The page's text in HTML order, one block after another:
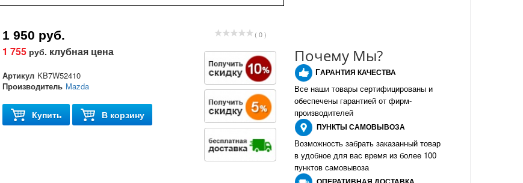
( 0 )
1 950 руб.
1 755 руб. клубная цена
Артикул KB7W52410
Производитель Mazda
Купить В корзину
Почему Мы?
ГАРАНТИЯ КАЧЕСТВА
Все наши товары сертифицированы и
обеспечены гарантией от фирм-
производителей
ПУНКТЫ САМОВЫВОЗА
Возможность забрать заказанный товар
в удобное для вас время из более 100
пунктов самовывоза